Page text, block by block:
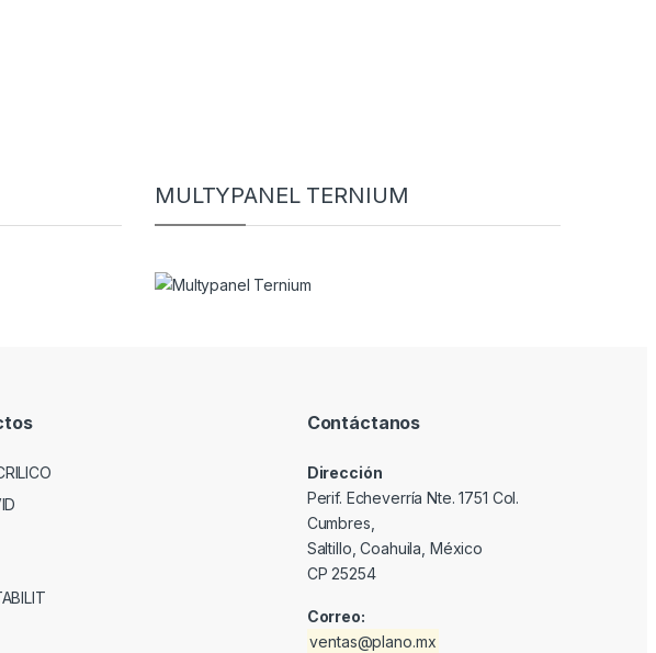
MULTYPANEL TERNIUM
Contáctanos
Dirección
Perif. Echeverría Nte. 1751 Col.
Cumbres,
Saltillo, Coahuila, México
CP 25254
Correo:
ventas@plano.mx